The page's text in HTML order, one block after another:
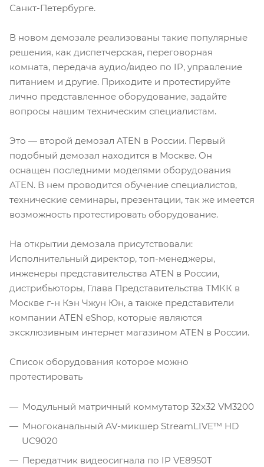
Санкт-Петербурге.
В новом демозале реализованы такие популярные
решения, как диспетчерская, переговорная
комната, передача аудио/видео по IP, управление
питанием и другие. Приходите и протестируйте
лично представленное оборудование, задайте
вопросы нашим техническим специалистам.
Это — второй демозал ATEN в России. Первый
подобный демозал находится в Москве. Он
оснащен последними моделями оборудования
ATEN. В нем проводится обучение специалистов,
технические семинары, презентации, так же имеется
возможность протестировать оборудование.
На открытии демозала присутствовали:
Исполнительный директор, топ-менеджеры,
инженеры представительства ATEN в России,
дистрибьюторы, Глава Представительства ТМКК в
Москве г-н Кэн Чжун Юн, а также представители
компании ATEN eShop, которые являются
эксклюзивным интернет магазином ATEN в России.
Список оборудования которое можно
протестировать
Модульный матричный коммутатор 32x32 VM3200
Многоканальный AV-микшер StreamLIVE™ HD
UC9020
Передатчик видеосигнала по IP VE8950T